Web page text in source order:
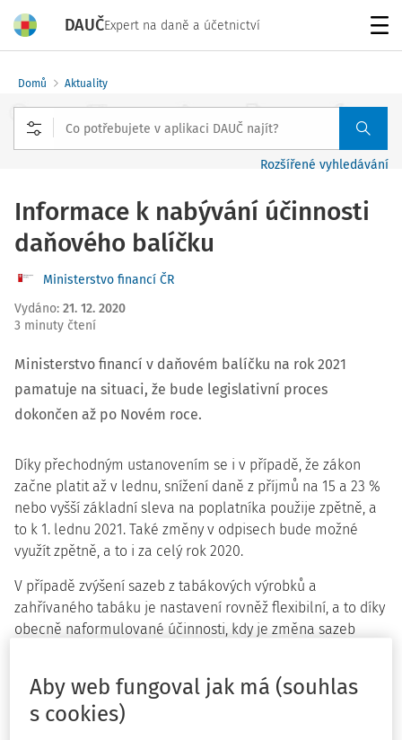
DAUČExpert na daně a účetnictví
Domů Aktuality
Rozšířené vyhledávání
Informace k nabývání účinnosti
daňového balíčku
Ministerstvo financí ČR
Vydáno: 21. 12. 2020
3 minuty čtení
Ministerstvo financí v daňovém balíčku na rok 2021
pamatuje na situaci, že bude legislativní proces
dokončen až po Novém roce.
Díky přechodným ustanovením se i v případě, že zákon
začne platit až v lednu, snížení daně z příjmů na 15 a 23 %
nebo vyšší základní sleva na poplatníka použije zpětně, a
to k 1. lednu 2021. Také změny v odpisech bude možné
využít zpětně, a to i za celý rok 2020.
V případě zvýšení sazeb z tabákových výrobků a
zahřívaného tabáku je nastavení rovněž flexibilní, a to díky
obecně naformulované účinnosti, kdy je změna sazeb
vyhlášen.“Ukončení legislativního procesu v lednu by tedy
znamenalo účinnost daného opatření o 1 měsíc později,
Aby web fungoval jak má (souhlas
s cookies)